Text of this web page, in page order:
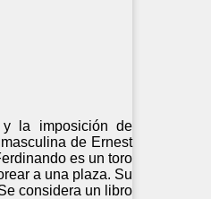
y la imposición de
de Ernest
es un toro
a una plaza. Su
considera un libro